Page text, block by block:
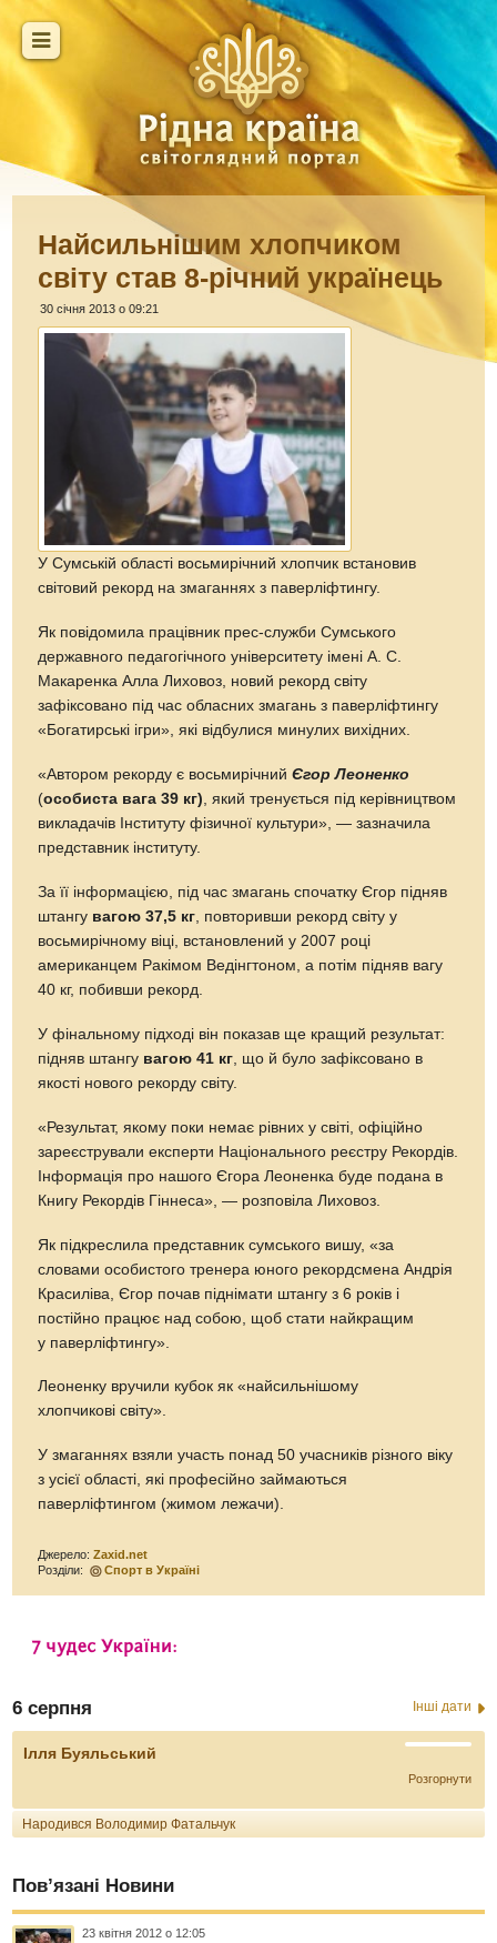
Найсильнішим хлопчиком
світу став 8-річний українець
30 січня 2013 о 09:21
У Сумській області восьмирічний хлопчик встановив
світовий рекорд на змаганнях з паверліфтингу.
Як повідомила працівник прес-служби Сумського
державного педагогічного університету імені А. С.
Макаренка Алла Лиховоз, новий рекорд світу
зафіксовано під час обласних змагань з паверліфтингу
«Богатирські ігри», які відбулися минулих вихідних.
«Автором рекорду є восьмирічний Єгор Леоненко
(особиста вага 39 кг) , який тренується під керівництвом
викладачів Інституту фізичної культури», — зазначила
представник інституту.
За її інформацією, під час змагань спочатку Єгор підняв
штангу вагою 37,5 кг , повторивши рекорд світу у
восьмирічному віці, встановлений у 2007 році
американцем Ракімом Ведінгтоном, а потім підняв вагу
40 кг, побивши рекорд.
У фінальному підході він показав ще кращий результат:
підняв штангу вагою 41 кг , що й було зафіксовано в
якості нового рекорду світу.
«Результат, якому поки немає рівних у світі, офіційно
зареєстрували експерти Національного реєстру Рекордів.
Інформація про нашого Єгора Леоненка буде подана в
Книгу Рекордів Гіннеса», — розповіла Лиховоз.
Як підкреслила представник сумського вишу, «за
словами особистого тренера юного рекордсмена Андрія
Красиліва, Єгор почав піднімати штангу з 6 років і
постійно працює над собою, щоб стати найкращим
у паверліфтингу».
Леоненку вручили кубок як «найсильнішому
хлопчикові світу».
У змаганнях взяли участь понад 50 учасників різного віку
з усієї області, які професійно займаються
паверліфтингом (жимом лежачи).
Джерело:Zaxid.net
Розділи:
Спорт в Україні
6 серпня Інші дати
Ілля Буяльський
Розгорнути
Народився Володимир Фатальчук
Пов’язані Новини
23 квітня 2012 о 12:05